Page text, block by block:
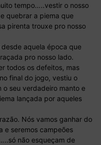
tempo…..vestir o nosso
quebrar a piema que
pirenta trouxe pro nosso
aquela época que
pro nosso lado.
todos os defeitos, mas
final do jogo, vestiu o
o seu verdadeiro manto e
lançada por aqueles
Nós vamos ganhar do
e seremos campeões
não esqueçam de